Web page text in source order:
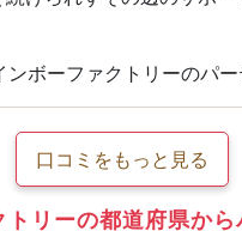
ボーファクトリーのパー
口コミをもっと見る
トリーの都道府県か